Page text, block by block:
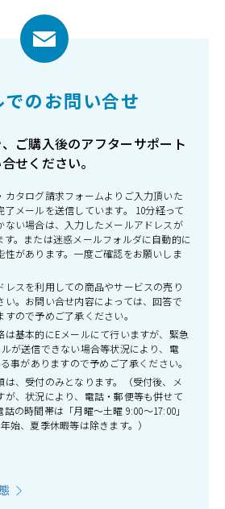
でのお問い合せ
ご購入後のアフターサポート
せください。
タログ請求フォームよりご入力頂いた
メールを送信しています。 10分経って
ない場合は、入力したメールアドレスが
す。または迷惑メールフォルダに自動的に
性があります。一度ご確認をお願いしま
スを利用しての商品やサービスの売り
い。お問い合せ内容によっては、回答で
ので予めご了承ください。
基本的にEメールにて行いますが、緊急
が送信できない場合等状況により、電
事がありますので予めご了承ください。
、受付のみとなります。（受付後、メ
が、状況により、電話・郵便等も併せて
の時間帯は「月曜～土曜 9:00～17:00」
始、夏季休暇等は除きます。）